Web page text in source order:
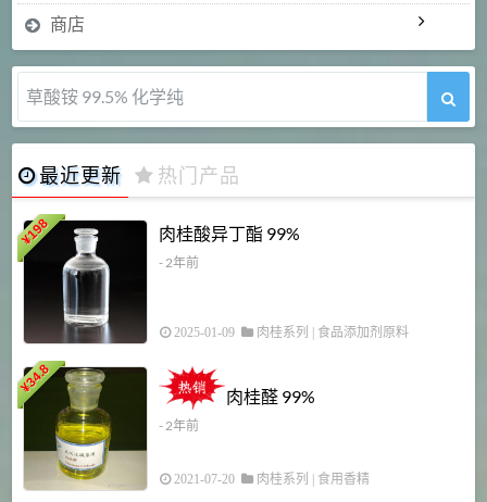
商店
草酸铵 99.5% 化学纯
最近更新 热门产品
¥
198 肉桂酸异丁酯 99%
- 2年前
2025-01-09 肉桂系列 食品添加剂原料
¥
34.8
肉桂醛 99%
- 2年前
2021-07-20 肉桂系列 食用香精